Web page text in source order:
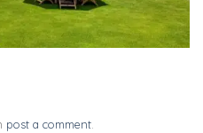
post a comment